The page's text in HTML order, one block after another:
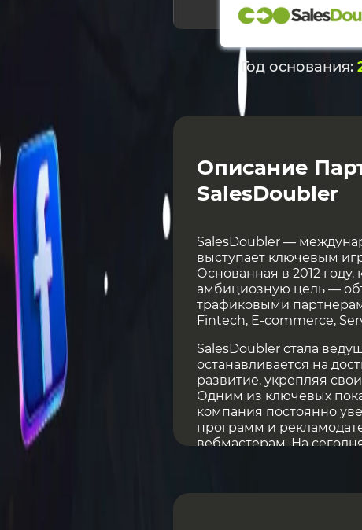
Год основания:
Описание
SalesDoubler
SalesDoubler —
выступает ключевым
Основанная в 2012
амбициозную цель —
трафиковыми
Fintech, E-commerce,
SalesDoubler стала
останавливается на
развитие, укрепляя
Одним из ключевых
компания постоянно
программ и
вебмастерам. На
всех континентах.